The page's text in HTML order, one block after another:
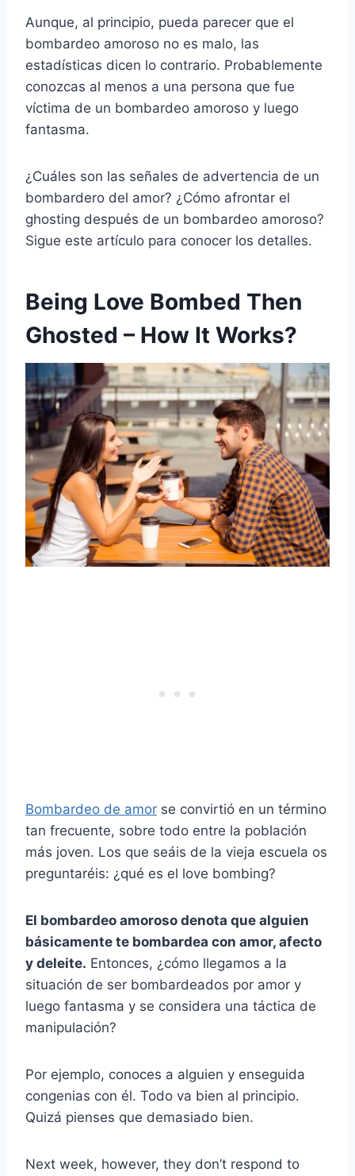
Aunque, al principio, pueda parecer que el
bombardeo amoroso no es malo, las
estadísticas dicen lo contrario. Probablemente
conozcas al menos a una persona que fue
víctima de un bombardeo amoroso y luego
fantasma.
¿Cuáles son las señales de advertencia de un
bombardero del amor? ¿Cómo afrontar el
ghosting después de un bombardeo amoroso?
Sigue este artículo para conocer los detalles.
Being Love Bombed Then
Ghosted – How It Works?
Bombardeo de amor se convirtió en un término
tan frecuente, sobre todo entre la población
más joven. Los que seáis de la vieja escuela os
preguntaréis: ¿qué es el love bombing?
El bombardeo amoroso denota que alguien
básicamente te bombardea con amor, afecto
y deleite. Entonces, ¿cómo llegamos a la
situación de ser bombardeados por amor y
luego fantasma y se considera una táctica de
manipulación?
Por ejemplo, conoces a alguien y enseguida
congenias con él. Todo va bien al principio.
Quizá pienses que demasiado bien.
Next week, however, they don’t respond to